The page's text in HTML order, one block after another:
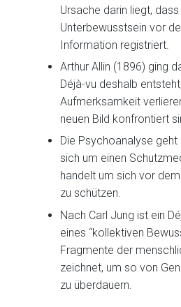
Ursache darin liegt,
Unterbewusstsein vor
Information registriert.
Arthur Allin (1896) ging
Déjà-vu deshalb
Aufmerksamkeit
neuen Bild konfrontiert
Die Psychoanalyse
sich um einen
handelt um sich vor dem
zu schützen.
Nach Carl Jung ist ein
eines “kollektiven
Fragmente der
zeichnet, um so von
zu überdauern.